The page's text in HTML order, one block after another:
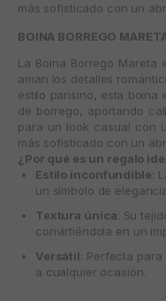
más sofisticado con un
BOINA BORREGO
La Boina Borrego Mareta
aman los detalles
estilo parisino, esta boina
de borrego, aportando
para un look casual con
más sofisticado con un
¿Por qué es un regalo
Estilo inconfundible:
un símbolo de
Textura única: Su
convirtiéndola en un
Versátil: Perfecta
a cualquier ocasión.